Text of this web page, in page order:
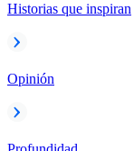
Historias que inspiran
Opinión